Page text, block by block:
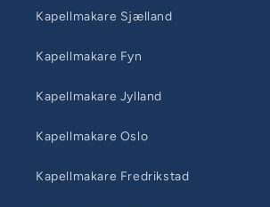
Kapellmakare Sjælland
Kapellmakare Fyn
Kapellmakare Jylland
Kapellmakare Oslo
Kapellmakare Fredrikstad